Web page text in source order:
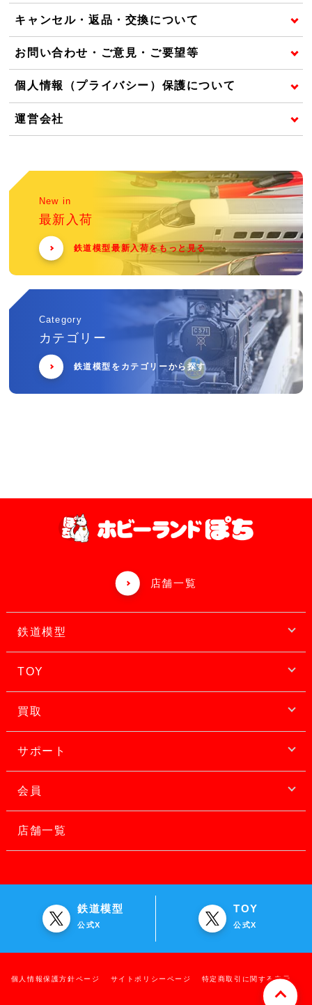
キャンセル・返品・交換について
お問い合わせ・ご意見・ご要望等
個人情報（プライバシー）保護について
運営会社
New in
最新入荷
鉄道模型最新入荷をもっと見る
Category
カテゴリー
鉄道模型をカテゴリーから探す
店舗一覧
鉄道模型
TOY
買取
サポート
会員
店舗一覧
鉄道模型
公式X
TOY
公式X
個人情報保護方針ページ サイトポリシーページ 特定商取引に関する表示